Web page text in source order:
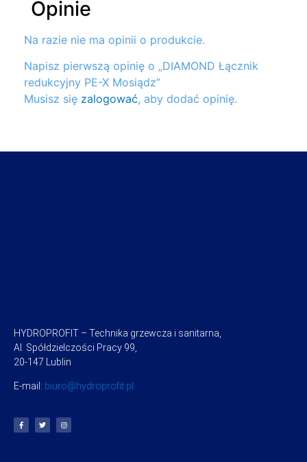
Opinie
Na razie nie ma opinii o produkcie.
Napisz pierwszą opinię o „DIAMOND Łącznik
redukcyjny PE-X Mosiądz”
Musisz się zalogować, aby dodać opinię.
HYDROPROFIT – Technika grzewcza i sanitarna,
Al. Spółdzielczości Pracy 99,
20-147 Lublin
E-mail: biuro@hydroprofit.pl